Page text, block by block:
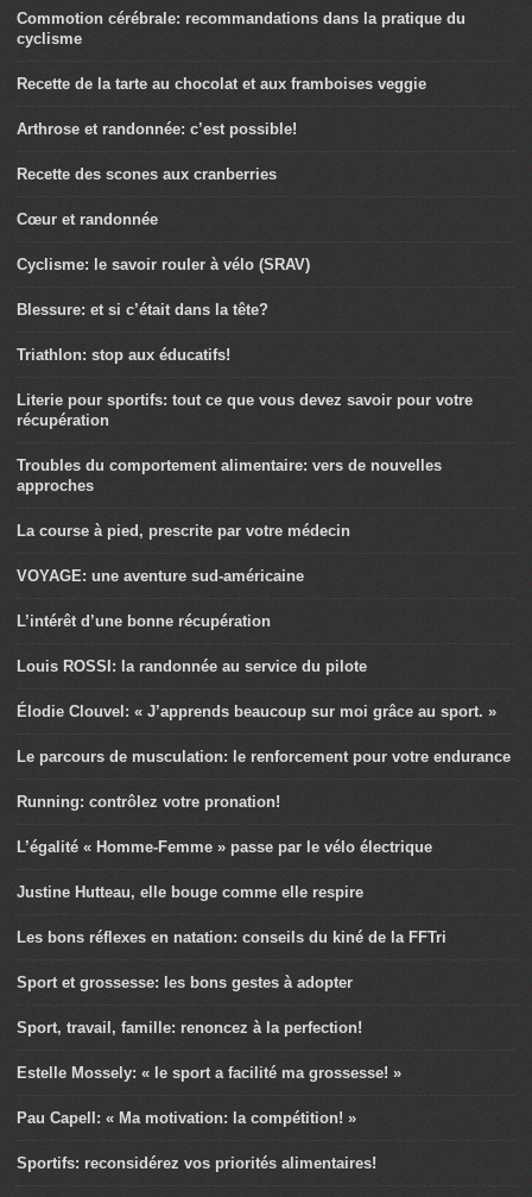
Commotion cérébrale: recommandations dans la pratique du
cyclisme
Recette de la tarte au chocolat et aux framboises veggie
Arthrose et randonnée: c’est possible!
Recette des scones aux cranberries
Cœur et randonnée
Cyclisme: le savoir rouler à vélo (SRAV)
Blessure: et si c’était dans la tête?
Triathlon: stop aux éducatifs!
Literie pour sportifs: tout ce que vous devez savoir pour votre
récupération
Troubles du comportement alimentaire: vers de nouvelles
approches
La course à pied, prescrite par votre médecin
VOYAGE: une aventure sud-américaine
L’intérêt d’une bonne récupération
Louis ROSSI: la randonnée au service du pilote
Élodie Clouvel: « J’apprends beaucoup sur moi grâce au sport. »
Le parcours de musculation: le renforcement pour votre endurance
Running: contrôlez votre pronation!
L’égalité « Homme-Femme » passe par le vélo électrique
Justine Hutteau, elle bouge comme elle respire
Les bons réflexes en natation: conseils du kiné de la FFTri
Sport et grossesse: les bons gestes à adopter
Sport, travail, famille: renoncez à la perfection!
Estelle Mossely: « le sport a facilité ma grossesse! »
Pau Capell: « Ma motivation: la compétition! »
Sportifs: reconsidérez vos priorités alimentaires!